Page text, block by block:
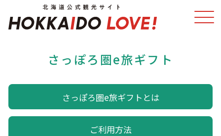
イベント
エリアガイド
さっぽろ圏e旅ギフト
さっぽろ圏e旅ギフトとは
ご利用方法